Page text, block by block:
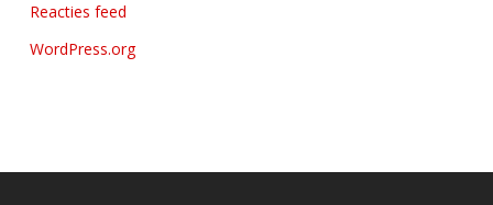
Reacties feed
WordPress.org